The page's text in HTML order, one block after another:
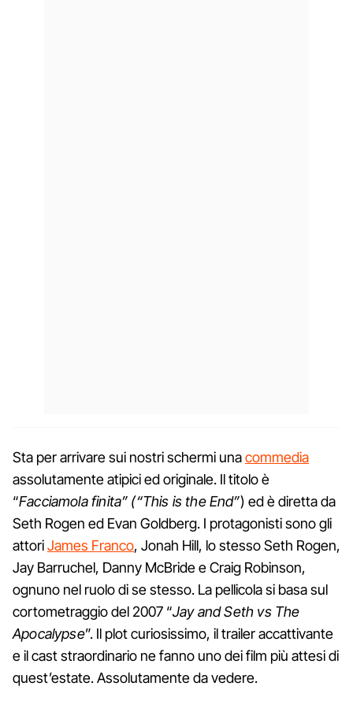
Sta per arrivare sui nostri schermi unacommedia
assolutamente atipici ed originale. Il titolo è
“Facciamola finita” (“This is the End”) ed è diretta da
Seth Rogen ed Evan Goldberg. I protagonisti sono gli
attoriJames Franco, Jonah Hill, lo stesso Seth Rogen,
Jay Barruchel, Danny McBride e Craig Robinson,
ognuno nel ruolo di se stesso. La pellicola si basa sul
cortometraggio del 2007 “Jay and Seth vs The
Apocalypse”. Il plot curiosissimo, il trailer accattivante
e il cast straordinario ne fanno uno dei film più attesi di
quest’estate. Assolutamente da vedere.